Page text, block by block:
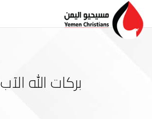
بركات الله الآب